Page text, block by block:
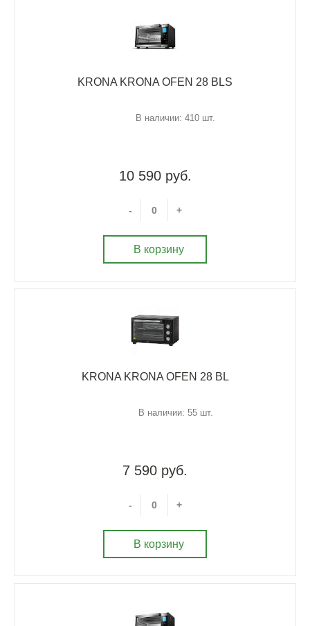
KRONA KRONA OFEN 28 BLS
В наличии: 410 шт.
10 590 руб.
- +
В корзину
KRONA KRONA OFEN 28 BL
В наличии: 55 шт.
7 590 руб.
- +
В корзину